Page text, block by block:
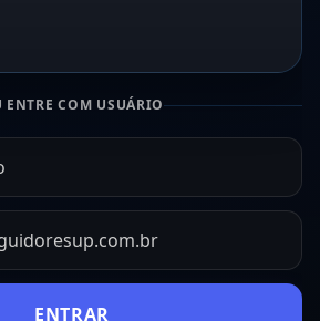
ENTRE COM USUÁRIO
ENTRAR